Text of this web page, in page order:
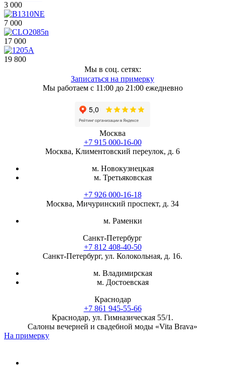
3 000
7 000
17 000
19 800
Мы в соц. сетях:
Записаться на примерку
Мы работаем с 11:00 до 21:00 ежедневно
Москва
+7 915 000-16-00
Москва, Климентовский переулок, д. 6
м. Новокузнецкая
м. Третьяковская
+7 926 000-16-18
Москва, Мичуринский проспект, д. 34
м. Раменки
Санкт-Петербург
+7 812 408-40-50
Санкт-Петербург, ул. Колокольная, д. 16.
м. Владимирская
м. Достоевская
Краснодар
+7 861 945-55-66
Краснодар, ул. Гимназическая 55/1.
Салоны вечерней и свадебной моды «Vita Brava»
На примерку